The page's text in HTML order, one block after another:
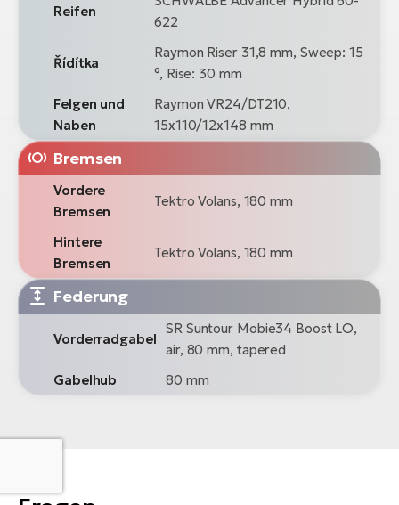
Reifen
622
Řídítka
Raymon Riser 31,8 mm, Sweep: 15
°, Rise: 30 mm
Felgen und
Naben
Raymon VR24/DT210,
15x110/12x148 mm
Bremsen
Vordere
Bremsen
Tektro Volans, 180 mm
Hintere
Bremsen
Tektro Volans, 180 mm
Federung
Vorderradgabel
SR Suntour Mobie34 Boost LO,
air, 80 mm, tapered
Gabelhub
80 mm